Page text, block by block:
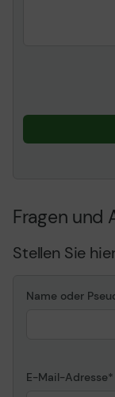
Fragen und
Stellen Sie
Name oder
E-Mail-Adresse